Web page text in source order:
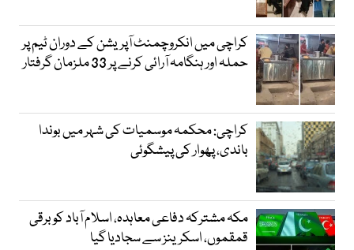
کراچی میں انکروچمنٹ آپریشن کے دوران ٹیم پر
حملہ اور ہنگامہ آرائی کرنے پر 33 ملزمان گرفتار
کراچی: محکمہ موسمیات کی شہر میں بوندا
باندی، پھوار کی پیشگوئی
مکہ مشترکہ دفاعی معاہدہ، اسلام آباد کو برقی
قمقموں، اسکرینز سے سجادیا گیا